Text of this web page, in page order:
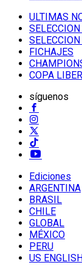
ULTIMAS
FICHAJES
COPA
síguenos
Ediciones
ARGENTINA
BRASIL
CHILE
GLOBAL
MÉXICO
PERU
US